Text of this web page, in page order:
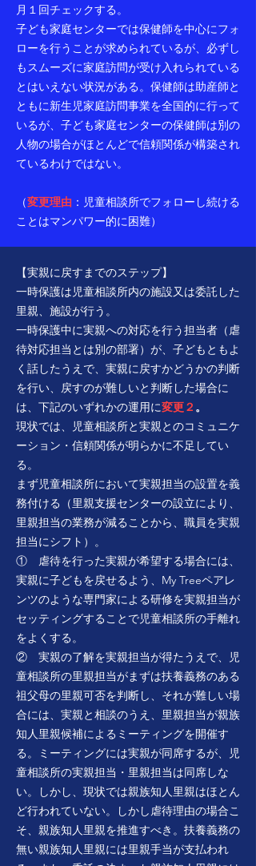
月１回チェックする。
子ども家庭センターでは保健師を中心にフォ
ローを行うことが求められているが、必ずし
もスムーズに家庭訪問が受け入れられている
とはいえない状況がある。保健師は助産師と
ともに新生児家庭訪問事業を全国的に行って
いるが、子ども家庭センターの保健師は別の
人物の場合がほとんどで信頼関係が構築され
ているわけではない。
（変更理由 ：児童相談所でフォローし続ける
ことはマンパワー的に困難）
【実親に戻すまでのステップ】
一時保護は児童相談所内の施設又は委託した
里親、施設が行う。
一時保護中に実親への対応を行う担当者（虐
待対応担当とは別の部署）が、子どもともよ
く話したうえで、実親に戻すかどうかの判断
を行い、戻すのが難しいと判断した場合に
は、下記のいずれかの運用に変更２ 。
現状では、児童相談所と実親とのコミュニケ
ーション・信頼関係が明らかに不足してい
る。
まず児童相談所において実親担当の設置を義
務付ける（里親支援センターの設立により、
里親担当の業務が減ることから、職員を実親
担当にシフト）。
① 虐待を行った実親が希望する場合には、
実親に子どもを戻せるよう、My Treeペアレ
ンツのような専門家による研修を実親担当が
セッティングすることで児童相談所の手離れ
をよくする。
② 実親の了解を実親担当が得たうえで、児
童相談所の里親担当がまずは扶養義務のある
祖父母の里親可否を判断し、それが難しい場
合には、実親と相談のうえ、里親担当が親族
知人里親候補によるミーティングを開催す
る。ミーティングには実親が同席するが、児
童相談所の実親担当・里親担当は同席しな
い。しかし、現状では親族知人里親はほとん
ど行われていない。しかし虐待理由の場合こ
そ、親族知人里親を推進すべき。扶養義務の
無い親族知人里親には里親手当が支払われ